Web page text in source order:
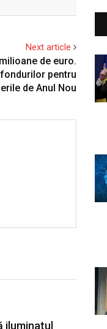
Next article
de euro.
pentru
de Anul Nou
iluminatul